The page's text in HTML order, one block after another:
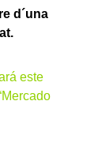
d´una
este